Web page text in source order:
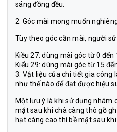
sáng đồng đều.
2. Góc mài mong muốn
Tùy theo góc cần mài, người
Kiều 27: dùng mài góc từ 0 đến
Kiểu 29: dùng mài góc từ 15
3. Vật liệu của chi tiết gia công
như thế nào để đạt được hiệu
Một lưu ý là khi sử dụng nhám
mặt sau khi chà càng thô gồ
hạt càng cao thì bề mặt sau